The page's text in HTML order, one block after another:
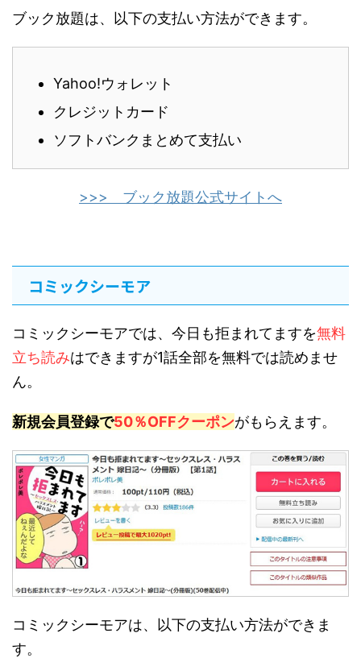
ブック放題は、以下の支払い方法ができます。
Yahoo!ウォレット
クレジットカード
ソフトバンクまとめて支払い
>>> ブック放題公式サイトへ
コミックシーモア
コミックシーモアでは、今日も拒まれてますを無料
立ち読みはできますが1話全部を無料では読めませ
ん。
新規会員登録で50％OFFクーポンがもらえます。
コミックシーモアは、以下の支払い方法ができま
す。